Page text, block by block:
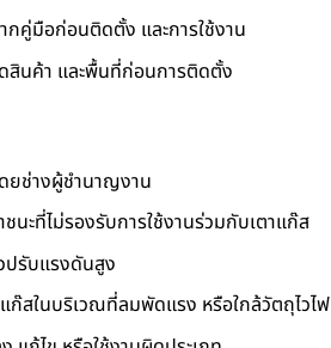
กคู่มือก่อนติดตั้ง และการใช้งาน
สินค้า และพื้นที่ก่อนการติดตั้ง
ยช่างผู้ชำนาญงาน
นะที่ไม่รองรับการใช้งานร่วมกับเตาแก๊ส
ปรับแรงดันสูง
แก๊สในบริเวณที่ลมพัดแรง หรือใกล้วัตถุไวไฟ